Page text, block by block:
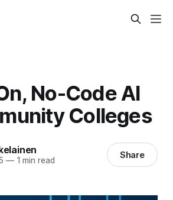
No-Code AI
Colleges
—1 min read Share